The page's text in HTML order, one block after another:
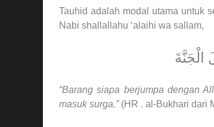
Tauhid adalah modal utama untuk
Nabi shallallahu ‘alaihi wa sallam,
الْجَنَّةَ
“Barang siapa berjumpa dengan
masuk surga.”(HR . al-Bukhari dari